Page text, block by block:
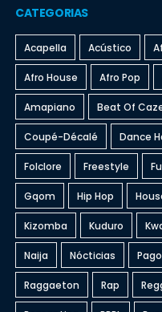
CATEGORIAS
Acapella Acústico
Afro House Afro Pop
Amapiano Beat Of
Coupé-Décalé Dance
Folclore Freestyle
Gqom Hip Hop
Kizomba Kuduro
Naija Nócticias
Raggaeton Rap